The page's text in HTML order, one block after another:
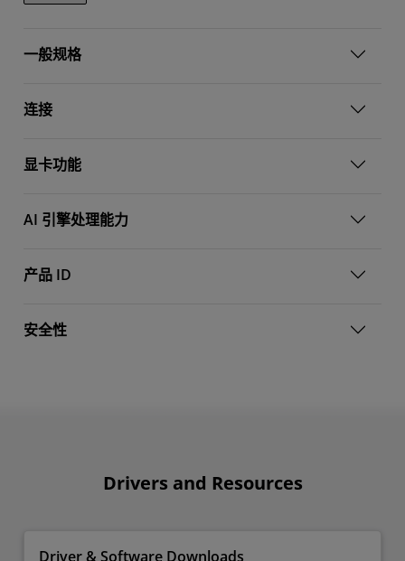
一般规格
连接
显卡功能
AI 引擎处理能力
产品 ID
安全性
Drivers and Resources
Driver & Software Downloads